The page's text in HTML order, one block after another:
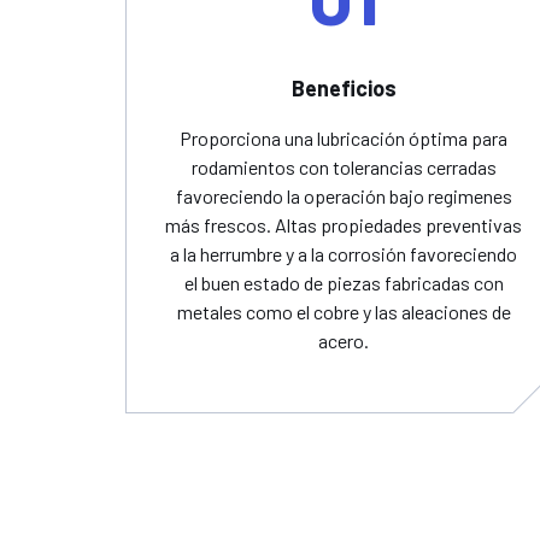
Beneficios
Proporciona una lubricación óptima para
rodamientos con tolerancias cerradas
favoreciendo la operación bajo regimenes
más frescos. Altas propiedades preventivas
a la herrumbre y a la corrosión favoreciendo
el buen estado de piezas fabricadas con
metales como el cobre y las aleaciones de
acero.